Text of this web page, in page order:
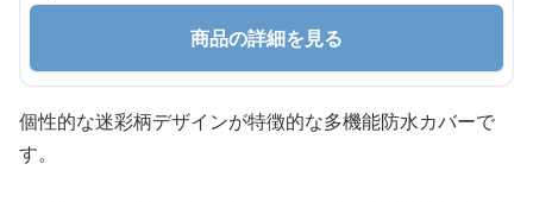
商品の詳細を見る
個性的な迷彩柄デザインが特徴的な多機能防水カバーで
す。